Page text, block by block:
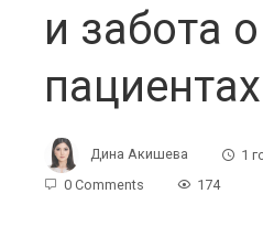
и забота о
пациентах
Дина Акишева
1
0 Comments
174